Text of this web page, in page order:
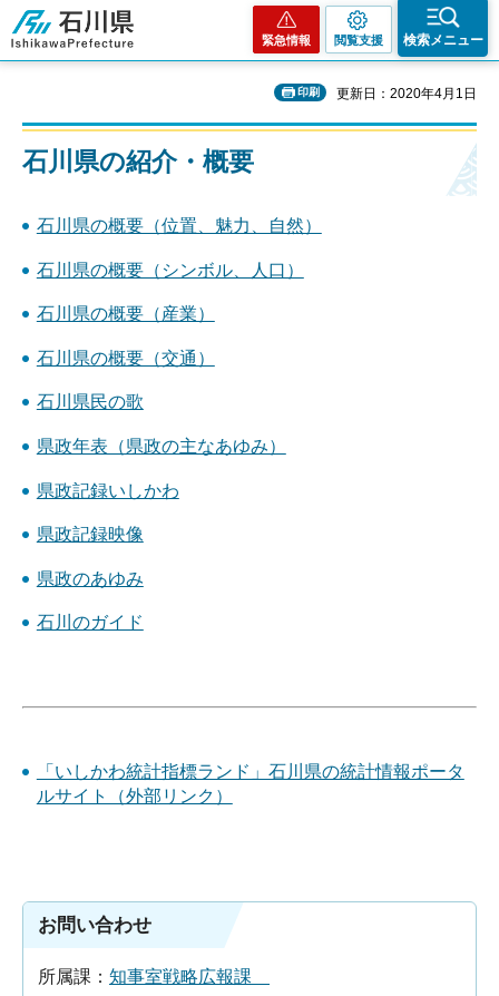
石川県
緊急情報 閲覧支援 検索メニュー
印刷 更新日：2020年4月1日
石川県の紹介・概要
石川県の概要（位置、魅力、自然）
石川県の概要（シンボル、人口）
石川県の概要（産業）
石川県の概要（交通）
石川県民の歌
県政年表（県政の主なあゆみ）
県政記録いしかわ
県政記録映像
県政のあゆみ
石川のガイド
「いしかわ統計指標ランド」石川県の統計情報ポータ
ルサイト（外部リンク）
お問い合わせ
所属課： 知事室戦略広報課